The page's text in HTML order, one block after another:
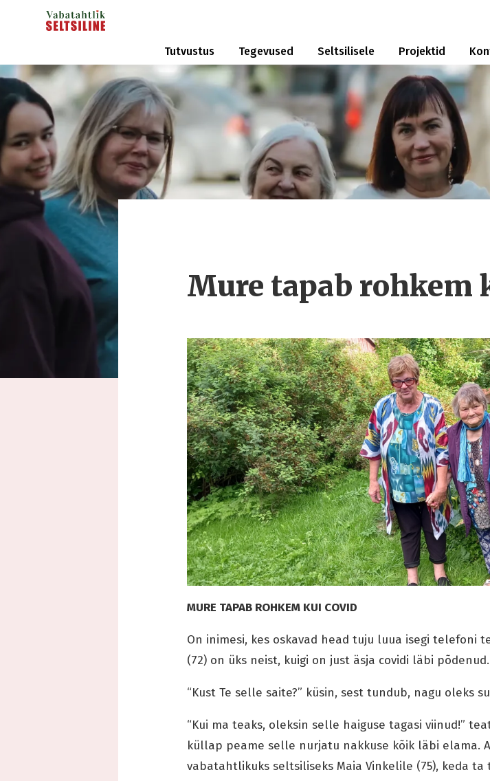
Tutvustus Tegevused Seltsilisele Projektid
Mure tapab rohkem
MURE TAPAB ROHKEM KUI COVID
On inimesi, kes oskavad head tuju luua isegi telefoni
(72) on üks neist, kuigi on just äsja covidi läbi põdenud.
“Kust Te selle saite?” küsin, sest tundub, nagu oleks
“Kui ma teaks, oleksin selle haiguse tagasi viinud!”
küllap peame selle nurjatu nakkuse kõik läbi elama.
vabatahtlikuks seltsiliseks Maia Vinkelile (75), keda